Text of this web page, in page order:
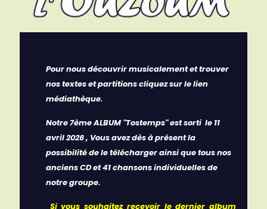
Pournous découvrir musicalement et trouver
nos textes et partitions cliquez sur le lien
médiathèque.
Notre 7ème ALBUM "Tostemps" est sorti le 11
avril 2026 , Vous avez dès à présent la
possibilité de le télécharger ainsi que tous nos
anciens CD et 41 chansons individuelles de
notre groupe.
Si vous souhaitez recevoir le dernier album